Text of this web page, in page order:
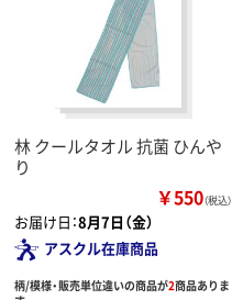
林 クールタオル 抗菌 ひんや
り
￥550（税込）
お届け日：8月7日（金）
アスクル在庫商品
柄/模様・販売単位違いの商品が2商品ありま